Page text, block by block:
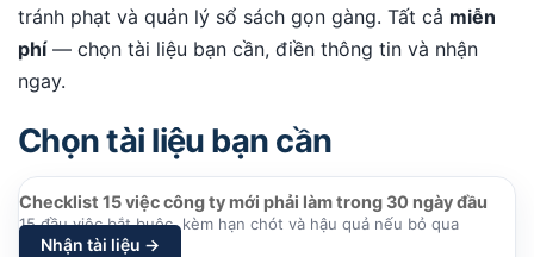
tránh phạt và quản lý sổ sách gọn gàng. Tất cả miễn
phí— chọn tài liệu bạn cần, điền thông tin và nhận
ngay.
Chọn tài liệu bạn cần
Checklist 15 việc công ty mới phải làm trong 30 ngày đầu
15 đầu việc bắt buộc, kèm hạn chót và hậu quả nếu bỏ qua
Nhận tài liệu →